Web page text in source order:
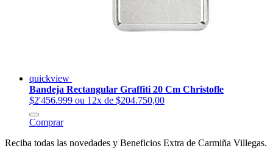
quickview
Bandeja Rectangular Graffiti 20 Cm Christofle
$2'456.999 ou 12x de $204.750,00
Comprar
Reciba todas las novedades y Beneficios Extra de Carmiña Villegas.